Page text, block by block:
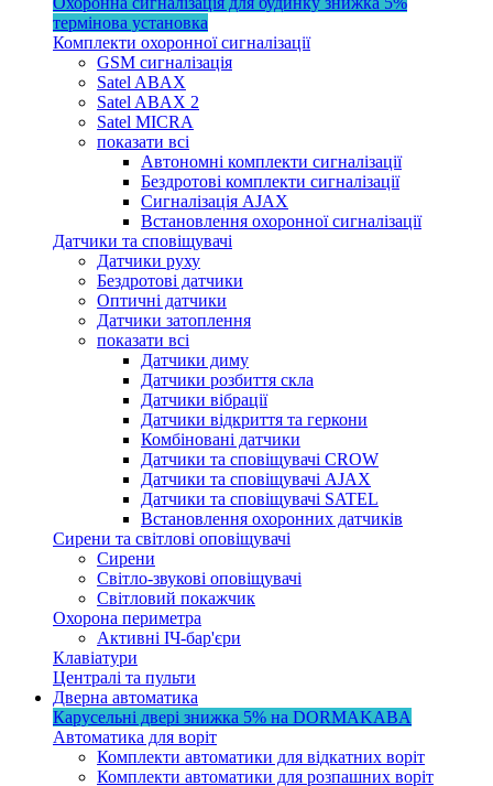
термінова установка
Комплекти охоронної сигналізації
GSM сигналізація
Satel ABAX
Satel ABAX 2
Satel MICRA
показати всі
Автономні комплекти сигналізації
Бездротові комплекти сигналізації
Сигналізація AJAX
Встановлення охоронної сигналізації
Датчики та сповіщувачі
Датчики руху
Бездротові датчики
Оптичні датчики
Датчики затоплення
показати всі
Датчики диму
Датчики розбиття скла
Датчики вібрації
Датчики відкриття та геркони
Комбіновані датчики
Датчики та сповіщувачі CROW
Датчики та сповіщувачі AJAX
Датчики та сповіщувачі SATEL
Встановлення охоронних датчиків
Сирени та світлові оповіщувачі
Сирени
Світло-звукові оповіщувачі
Світловий покажчик
Охорона периметра
Активні ІЧ-бар'єри
Клавіатури
Централі та пульти
Дверна автоматика
Карусельні двері знижка 5% на DORMAKABA
Автоматика для воріт
Комплекти автоматики для відкатних воріт
Комплекти автоматики для розпашних воріт